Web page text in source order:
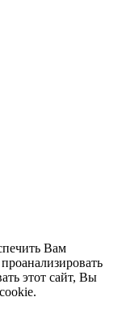
Вам
этот сайт, Вы